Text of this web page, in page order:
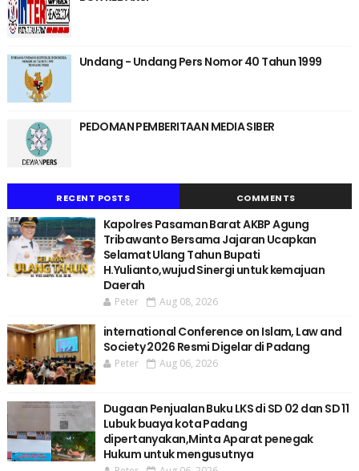
Undang - Undang Pers Nomor 40 Tahun 1999
PEDOMAN PEMBERITAAN MEDIA SIBER
RECENT POSTS COMMENTS
Kapolres Pasaman Barat AKBP Agung
Tribawanto Bersama Jajaran Ucapkan
Selamat Ulang Tahun Bupati
H.Yulianto,wujud Sinergi untuk kemajuan
Daerah
Peter Aug 08, 2026
international Conference on Islam, Law and
Society 2026 Resmi Digelar di Padang
Peter Aug 06, 2026
Dugaan Penjualan Buku LKS di SD 02 dan SD 11
Lubuk buaya kota Padang
dipertanyakan,Minta Aparat penegak
Hukum untuk mengusutnya